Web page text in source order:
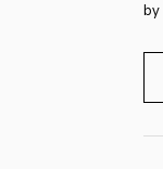
by